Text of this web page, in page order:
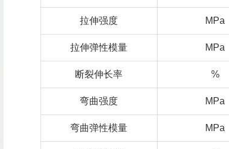
拉伸强度 MPa
拉伸弹性模量 MPa
断裂伸长率 %
弯曲强度 MPa
弯曲弹性模量 MPa